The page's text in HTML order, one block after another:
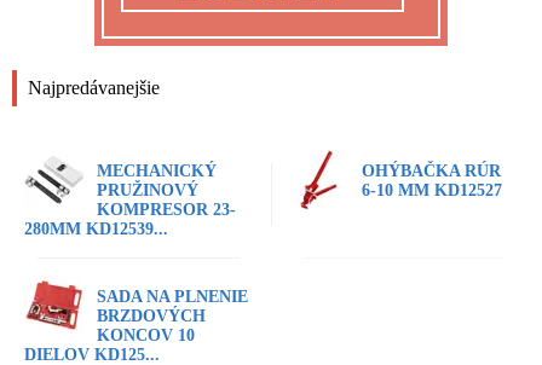
Najpredávanejšie
MECHANICKÝ
PRUŽINOVÝ
KOMPRESOR 23-
280MM KD12539...
OHÝBAČKA RÚR
6-10 MM KD12527
SADA NA PLNENIE
BRZDOVÝCH
KONCOV 10
DIELOV KD125...